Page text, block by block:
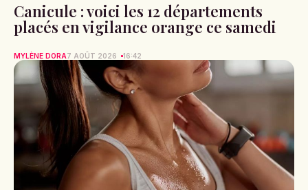
Canicule : voici les 12 départements
placés en vigilance orange ce samedi
MYLÈNE DORA7 AOÛT 2026 16:42